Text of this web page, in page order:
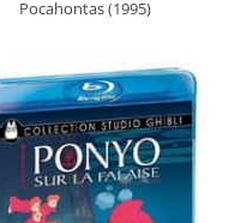
Pocahontas (1995)